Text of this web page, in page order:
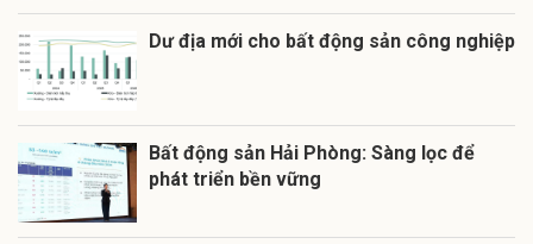
Dư địa mới cho bất động sản công nghiệp
Bất động sản Hải Phòng: Sàng lọc để
phát triển bền vững